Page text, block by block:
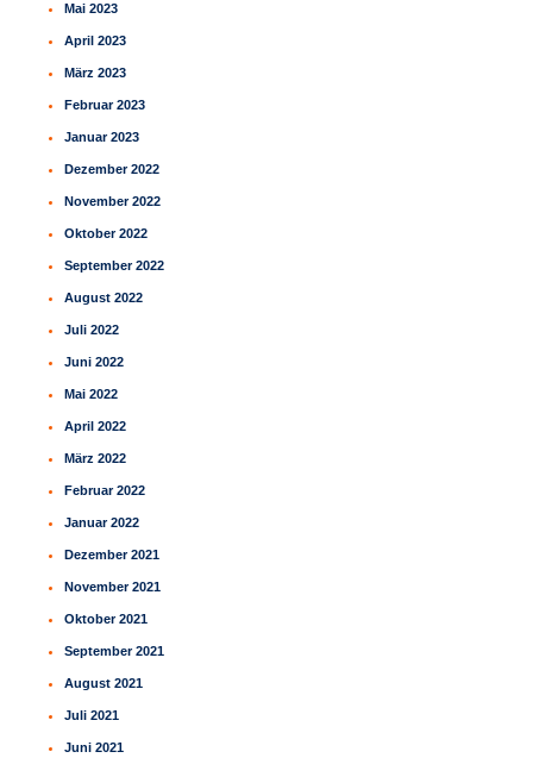
Mai 2023
April 2023
März 2023
Februar 2023
Januar 2023
Dezember 2022
November 2022
Oktober 2022
September 2022
August 2022
Juli 2022
Juni 2022
Mai 2022
April 2022
März 2022
Februar 2022
Januar 2022
Dezember 2021
November 2021
Oktober 2021
September 2021
August 2021
Juli 2021
Juni 2021